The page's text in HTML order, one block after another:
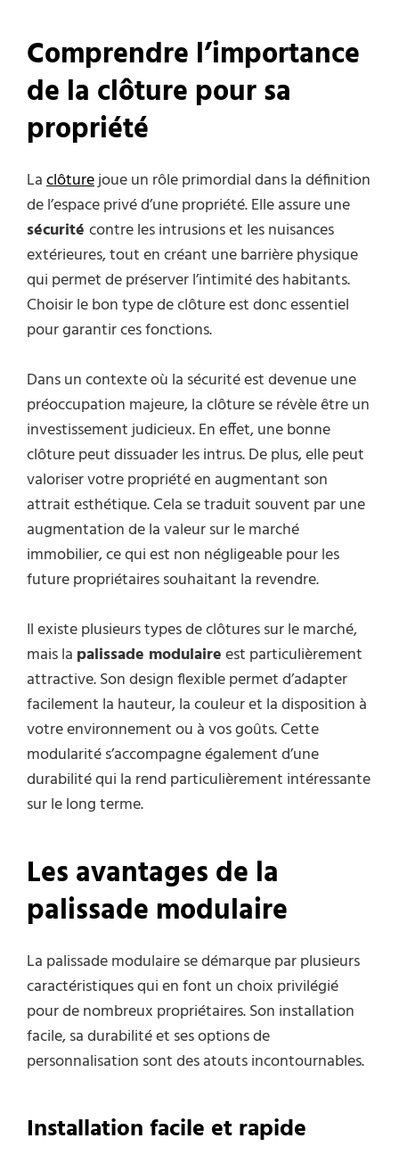
Comprendre l’importance
de la clôture pour sa
propriété
Laclôturejoue un rôle primordial dans la définition
de l’espace privé d’une propriété. Elle assure une
sécurité contre les intrusions et les nuisances
extérieures, tout en créant une barrière physique
qui permet de préserver l’intimité des habitants.
Choisir le bon type de clôture est donc essentiel
pour garantir ces fonctions.
Dans un contexte où la sécurité est devenue une
préoccupation majeure, la clôture se révèle être un
investissement judicieux. En effet, une bonne
clôture peut dissuader les intrus. De plus, elle peut
valoriser votre propriété en augmentant son
attrait esthétique. Cela se traduit souvent par une
augmentation de la valeur sur le marché
immobilier, ce qui est non négligeable pour les
future propriétaires souhaitant la revendre.
Il existe plusieurs types de clôtures sur le marché,
mais la palissade modulaireest particulièrement
attractive. Son design flexible permet d’adapter
facilement la hauteur, la couleur et la disposition à
votre environnement ou à vos goûts. Cette
modularité s’accompagne également d’une
durabilité qui la rend particulièrement intéressante
sur le long terme.
Les avantages de la
palissade modulaire
La palissade modulaire se démarque par plusieurs
caractéristiques qui en font un choix privilégié
pour de nombreux propriétaires. Son installation
facile, sa durabilité et ses options de
personnalisation sont des atouts incontournables.
Installation facile et rapide